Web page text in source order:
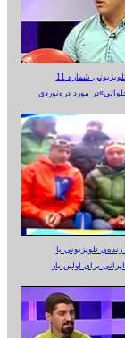
شماره 11
مورد دره‌نوردی
زنده‌ی تلویزیونی‌ با
برای اولین بار